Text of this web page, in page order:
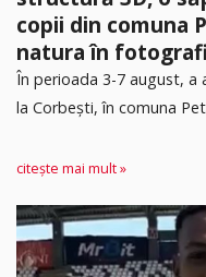
copii din comuna
natura în
În perioada 3-7 august, a
la Corbești, în comuna
citește mai mult »